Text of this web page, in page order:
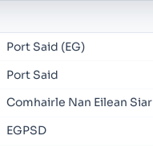
Port Said (EG)
Port Said
Comhairle Nan Eilean Siar
EGPSD